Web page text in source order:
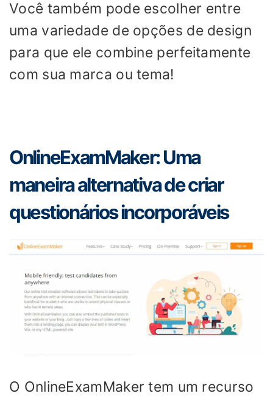
Você também pode escolher entre
uma variedade de opções de design
para que ele combine perfeitamente
com sua marca ou tema!
OnlineExamMaker: Uma
maneira alternativa de criar
questionários incorporáveis
O OnlineExamMaker tem um recurso